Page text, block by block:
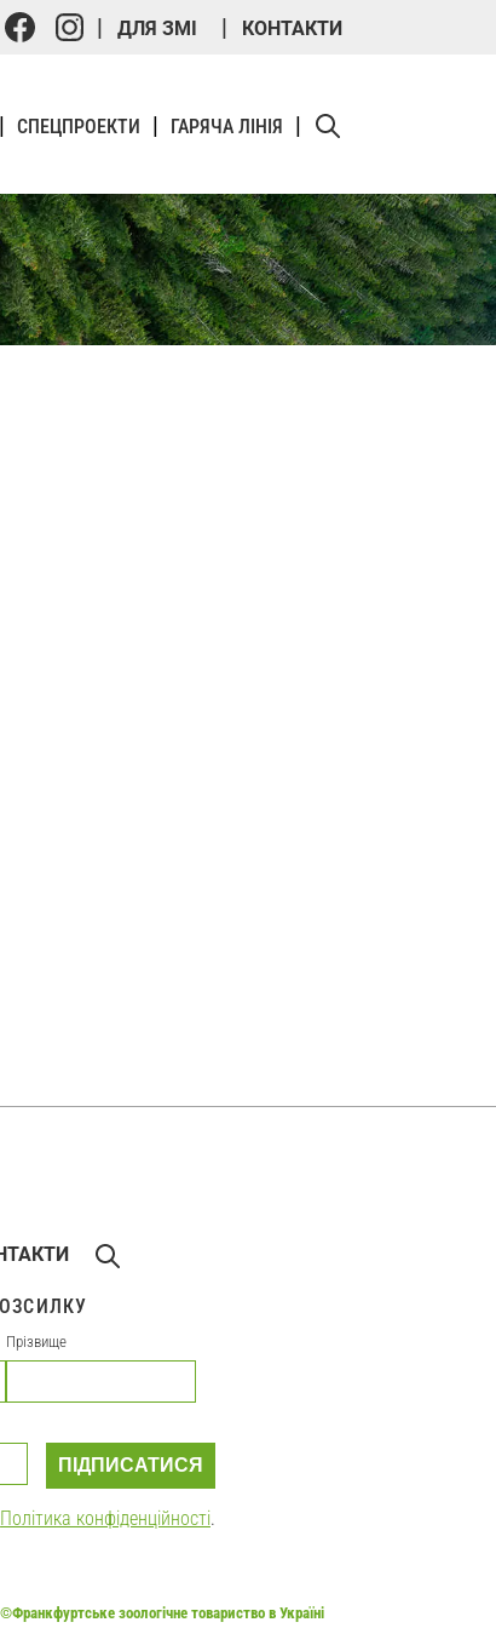
ДЛЯ ЗМІ КОНТАКТИ
СПЕЦПРОЕКТИ ГАРЯЧА ЛІНІЯ
Прізвище
ПІДПИСАТИСЯ
Політика конфіденційності.
©Франкфуртське зоологічне товариство в Україні